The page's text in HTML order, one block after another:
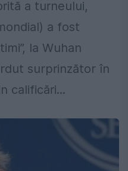
a turneului,
a fost
la Wuhan
surprinzător în
calificări...